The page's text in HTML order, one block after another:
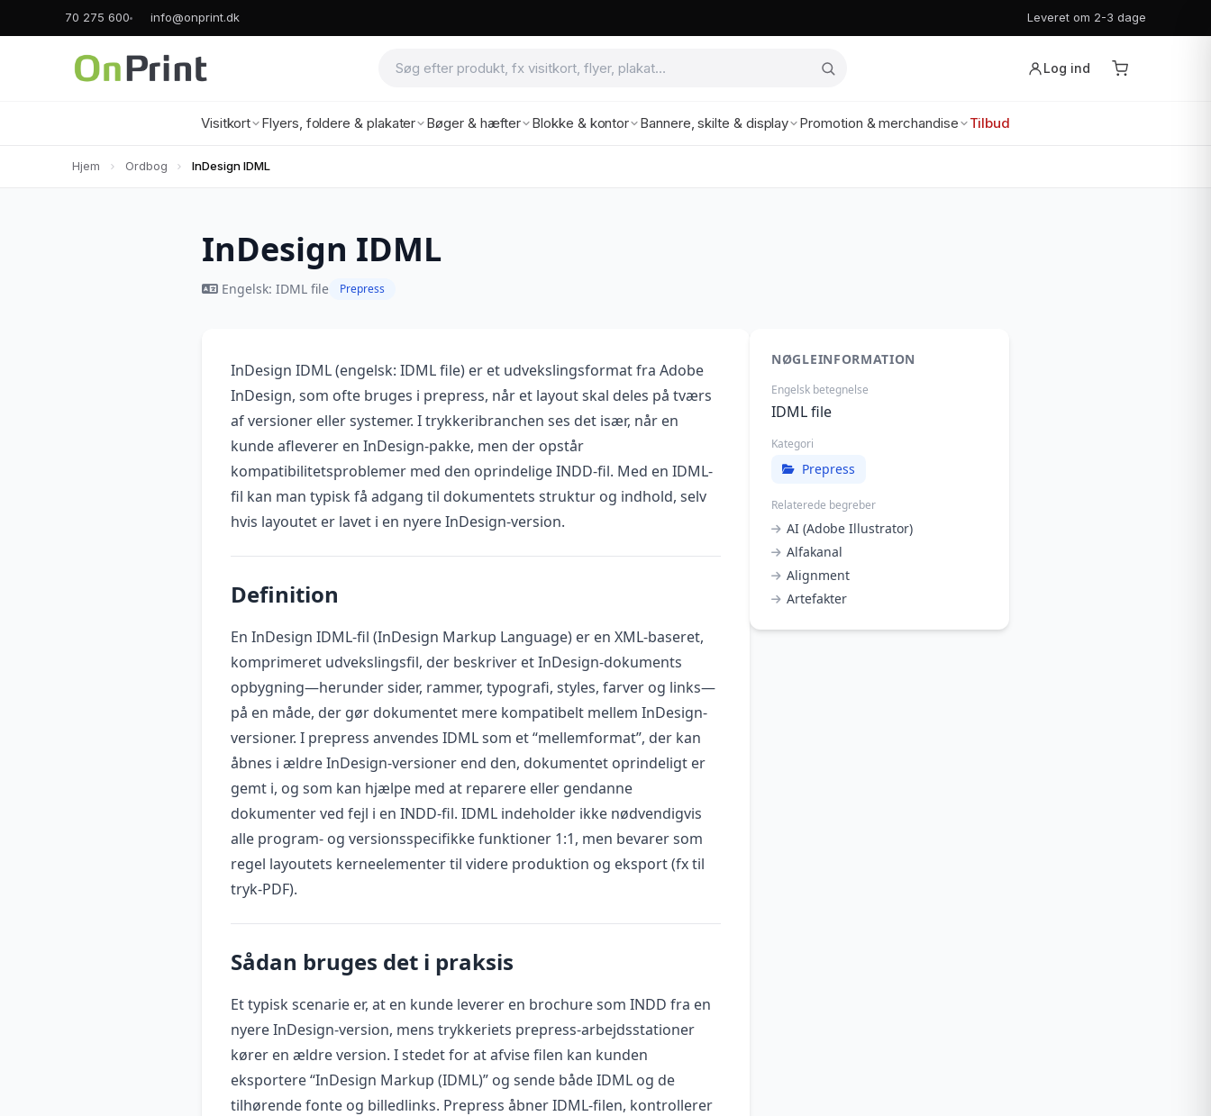
70 275 600 info@onprint.dk Leveret om 2-3 dage
Log ind
Visitkort Flyers, foldere & plakater Bøger & hæfter Blokke & kontor Bannere, skilte & display Promotion & merchandise Tilbud
Hjem Ordbog InDesign IDML
InDesign IDML
Engelsk: IDML file Prepress
InDesign IDML (engelsk: IDML file) er et udvekslingsformat fra Adobe
InDesign, som ofte bruges i prepress, når et layout skal deles på tværs
af versioner eller systemer. I trykkeribranchen ses det især, når en
kunde afleverer en InDesign-pakke, men der opstår
kompatibilitetsproblemer med den oprindelige INDD-fil. Med en IDML-
fil kan man typisk få adgang til dokumentets struktur og indhold, selv
hvis layoutet er lavet i en nyere InDesign-version.
Definition
En InDesign IDML-fil (InDesign Markup Language) er en XML-baseret,
komprimeret udvekslingsfil, der beskriver et InDesign-dokuments
opbygning—herunder sider, rammer, typografi, styles, farver og links—
på en måde, der gør dokumentet mere kompatibelt mellem InDesign-
versioner. I prepress anvendes IDML som et “mellemformat”, der kan
åbnes i ældre InDesign-versioner end den, dokumentet oprindeligt er
gemt i, og som kan hjælpe med at reparere eller gendanne
dokumenter ved fejl i en INDD-fil. IDML indeholder ikke nødvendigvis
alle program- og versionsspecifikke funktioner 1:1, men bevarer som
regel layoutets kerneelementer til videre produktion og eksport (fx til
tryk-PDF).
Sådan bruges det i praksis
Et typisk scenarie er, at en kunde leverer en brochure som INDD fra en
nyere InDesign-version, mens trykkeriets prepress-arbejdsstationer
kører en ældre version. I stedet for at afvise filen kan kunden
eksportere “InDesign Markup (IDML)” og sende både IDML og de
tilhørende fonte og billedlinks. Prepress åbner IDML-filen, kontrollerer
NØGLEINFORMATION
Engelsk betegnelse
IDML file
Kategori
Prepress
Relaterede begreber
AI (Adobe Illustrator)
Alfakanal
Alignment
Artefakter